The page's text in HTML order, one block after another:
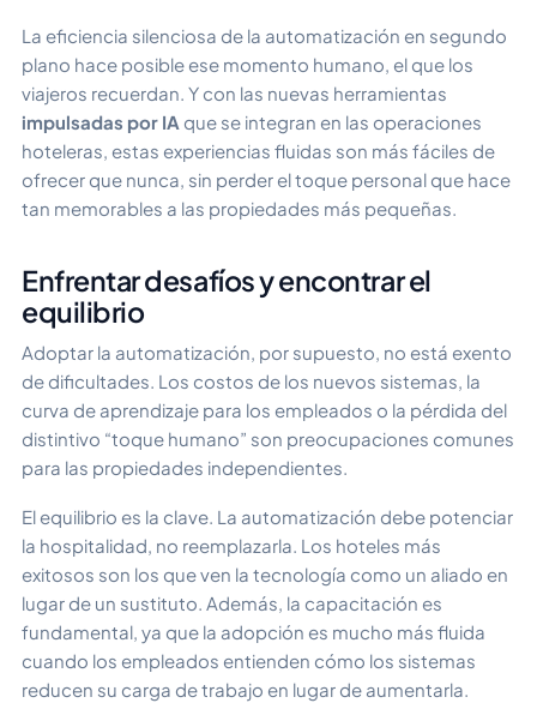
La eficiencia silenciosa de la automatización en segundo
plano hace posible ese momento humano, el que los
viajeros recuerdan. Y con las nuevas herramientas
impulsadas por IA que se integran en las operaciones
hoteleras, estas experiencias fluidas son más fáciles de
ofrecer que nunca, sin perder el toque personal que hace
tan memorables a las propiedades más pequeñas.
Enfrentar desafíos y encontrar el
equilibrio
Adoptar la automatización, por supuesto, no está exento
de dificultades. Los costos de los nuevos sistemas, la
curva de aprendizaje para los empleados o la pérdida del
distintivo “toque humano” son preocupaciones comunes
para las propiedades independientes.
El equilibrio es la clave. La automatización debe potenciar
la hospitalidad, no reemplazarla. Los hoteles más
exitosos son los que ven la tecnología como un aliado en
lugar de un sustituto. Además, la capacitación es
fundamental, ya que la adopción es mucho más fluida
cuando los empleados entienden cómo los sistemas
reducen su carga de trabajo en lugar de aumentarla.